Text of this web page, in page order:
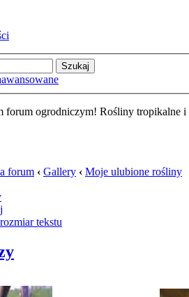
forum ogrodniczym! Rośliny tropikalne i
forum ‹ Gallery ‹ Moje ulubione rośliny
tekstu